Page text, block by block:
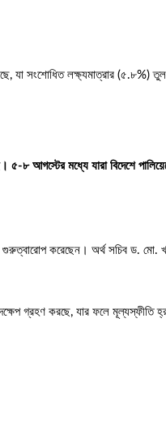
যা সংশোধিত লক্ষ্যমাত্রার (৫.৮%)
৮ আগস্টের মধ্যে যারা বিদেশে
গুরুত্বারোপ করেছেন। অর্থ সচিব ড. মো.
গ্রহণ করছে, যার ফলে মূল্যস্ফীতি